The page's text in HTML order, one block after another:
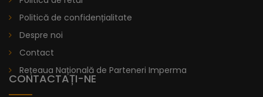
Politică de confidențialitate
Despre noi
Contact
Rețeaua Națională de Parteneri Imperma
CONTACTAȚI-NE